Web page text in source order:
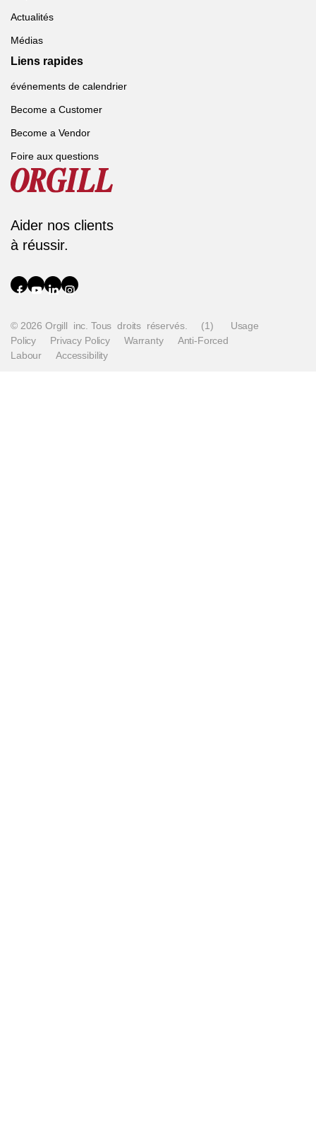
Actualités
Médias
Liens rapides
événements de calendrier
Become a Customer
Become a Vendor
Foire aux questions
Aider nos clients
à réussir.
© 2026 Orgill inc. Tous droits réservés. (1)
Usage
Policy
Privacy Policy Warranty
Anti-Forced
Labour
Accessibility